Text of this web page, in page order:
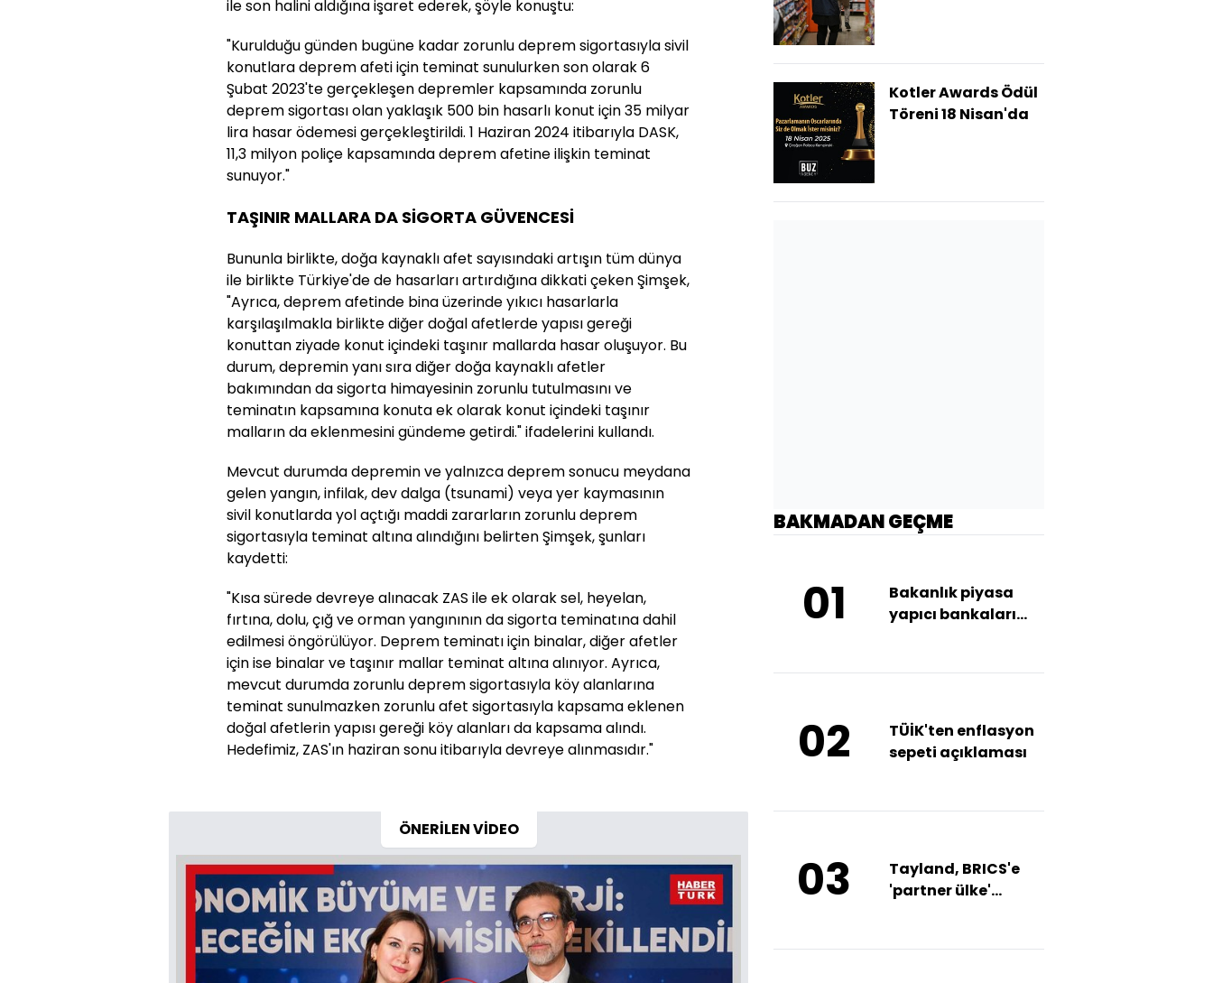
ile son halini aldığına işaret ederek, şöyle konuştu:
"Kurulduğu günden bugüne kadar zorunlu deprem sigortasıyla sivil
konutlara deprem afeti için teminat sunulurken son olarak 6
Şubat 2023'te gerçekleşen depremler kapsamında zorunlu
deprem sigortası olan yaklaşık 500 bin hasarlı konut için 35 milyar
lira hasar ödemesi gerçekleştirildi. 1 Haziran 2024 itibarıyla DASK,
11,3 milyon poliçe kapsamında deprem afetine ilişkin teminat
sunuyor."
TAŞINIR MALLARA DA SİGORTA GÜVENCESİ
Bununla birlikte, doğa kaynaklı afet sayısındaki artışın tüm dünya
ile birlikte Türkiye'de de hasarları artırdığına dikkati çeken Şimşek,
"Ayrıca, deprem afetinde bina üzerinde yıkıcı hasarlarla
karşılaşılmakla birlikte diğer doğal afetlerde yapısı gereği
konuttan ziyade konut içindeki taşınır mallarda hasar oluşuyor. Bu
durum, depremin yanı sıra diğer doğa kaynaklı afetler
bakımından da sigorta himayesinin zorunlu tutulmasını ve
teminatın kapsamına konuta ek olarak konut içindeki taşınır
malların da eklenmesini gündeme getirdi." ifadelerini kullandı.
Mevcut durumda depremin ve yalnızca deprem sonucu meydana
gelen yangın, infilak, dev dalga (tsunami) veya yer kaymasının
sivil konutlarda yol açtığı maddi zararların zorunlu deprem
sigortasıyla teminat altına alındığını belirten Şimşek, şunları
kaydetti:
"Kısa sürede devreye alınacak ZAS ile ek olarak sel, heyelan,
fırtına, dolu, çığ ve orman yangınının da sigorta teminatına dahil
edilmesi öngörülüyor. Deprem teminatı için binalar, diğer afetler
için ise binalar ve taşınır mallar teminat altına alınıyor. Ayrıca,
mevcut durumda zorunlu deprem sigortasıyla köy alanlarına
teminat sunulmazken zorunlu afet sigortasıyla kapsama eklenen
doğal afetlerin yapısı gereği köy alanları da kapsama alındı.
Hedefimiz, ZAS'ın haziran sonu itibarıyla devreye alınmasıdır."
ÖNERİLEN VİDEO
Kotler Awards Ödül
Töreni 18 Nisan'da
BAKMADAN GEÇME
01
Bakanlık piyasa
yapıcı bankaları
02
TÜİK'ten enflasyon
sepeti açıklaması
03
Tayland, BRICS'e
'partner ülke'